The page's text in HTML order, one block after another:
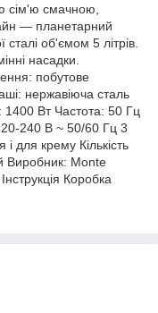
сім'ю смачною,
— планетарний
сталі об'ємом 5 літрів.
насадки.
побутове
нержавіюча сталь
Вт Частота: 50 Гц
240 В ~ 50/60 Гц 3
для крему Кількість
Виробник: Monte
Коробка